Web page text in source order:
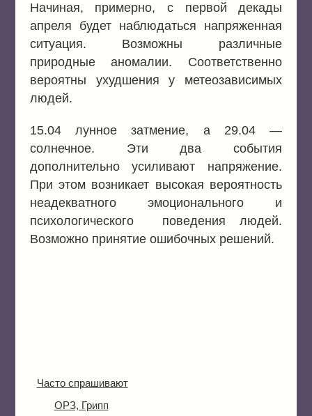
Начиная, примерно, с первой декады
апреля будет наблюдаться напряженная
ситуация. Возможны различные
природные аномалии. Соответственно
вероятны ухудшения у метеозависимых
людей.
15.04 лунное затмение, а 29.04 —
солнечное. Эти два события
дополнительно усиливают напряжение.
При этом возникает высокая вероятность
неадекватного эмоционального и
психологического поведения людей.
Возможно принятие ошибочных решений.
Часто спрашивают
ОРЗ, Грипп